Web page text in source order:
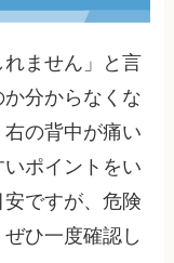
ません」と言
分からなくな
の背中が痛い
ポイントをい
ですが、危険
ひ一度確認し